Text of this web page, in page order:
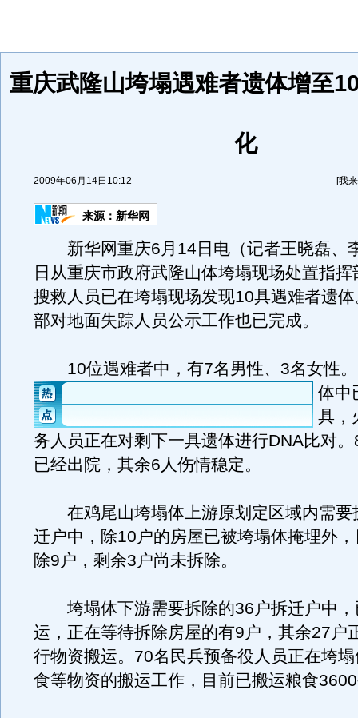
重庆武隆山垮塌遇难者遗体增至
化
2009年06月14日10:12 [我
来源： 新华网
新华网重庆6月14日电（记者王晓磊、
日从重庆市政府武隆山体垮塌现场处置指
搜救人员已在垮塌现场发现10具遇难者遗
部对地面失踪人员公示工作也已完成。
10位遇难者中，有7名男性、3名女性。
体中
具，
务人员正在对剩下一具遗体进行DNA比对
已经出院，其余6人伤情稳定。
在鸡尾山垮塌体上游原划定区域内需要
迁户中，除10户的房屋已被垮塌体掩埋外
除9户，剩余3户尚未拆除。
垮塌体下游需要拆除的36户拆迁户中，
运，正在等待拆除房屋的有9户，其余27户
行物资搬运。70名民兵预备役人员正在垮
食等物资的搬运工作，目前已搬运粮食